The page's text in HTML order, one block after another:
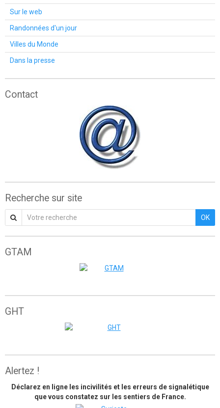
Sur le web
Randonnées d'un jour
Villes du Monde
Dans la presse
Contact
Recherche sur site
OK
GTAM
GHT
Alertez !
Déclarez en ligne les incivilités et les erreurs de signalétique
que vous constatez sur les sentiers de France.